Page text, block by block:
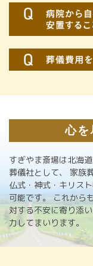
心を
すぎやま斎場は北海
葬儀社として、
家族
仏式・神式・キリス
可能です。
これから
対する不安に寄り添い
力してまいります。